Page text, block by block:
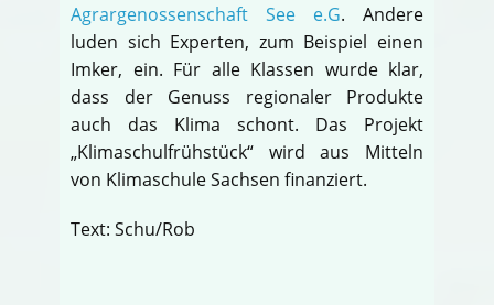
Agrargenossenschaft See e.G. Andere
luden sich Experten, zum Beispiel einen
Imker, ein. Für alle Klassen wurde klar,
dass der Genuss regionaler Produkte
auch das Klima schont. Das Projekt
„Klimaschulfrühstück“ wird aus Mitteln
von Klimaschule Sachsen finanziert.
Text: Schu/Rob